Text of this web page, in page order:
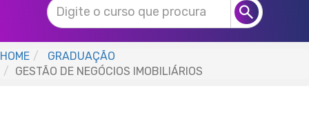
HOME
GRADUAÇÃO
GESTÃO DE NEGÓCIOS IMOBILIÁRIOS